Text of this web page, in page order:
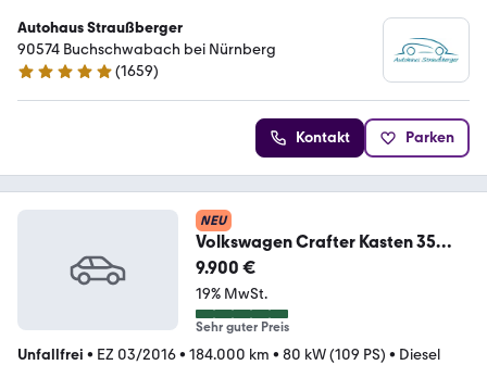
Autohaus Straußberger
90574 Buchschwabach bei Nürnberg
4.9 Sterne
(1659)
Kontakt Parken
NEU
Volkswagen Crafter Kasten 35
mittel L2H1 Klima PDC
9.900 €
19% MwSt.
Sehr guter Preis
Unfallfrei • EZ 03/2016• 184.000 km • 80 kW (109 PS) • Diesel